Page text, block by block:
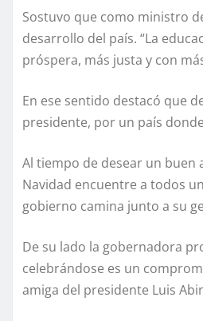
Sostuvo que como ministro
desarrollo del país. “La
próspera, más justa y con
En ese sentido destacó que
presidente, por un país
Al tiempo de desear un buen
Navidad encuentre a todos
gobierno camina junto a su
De su lado la gobernadora
celebrándose es un
amiga del presidente Luis